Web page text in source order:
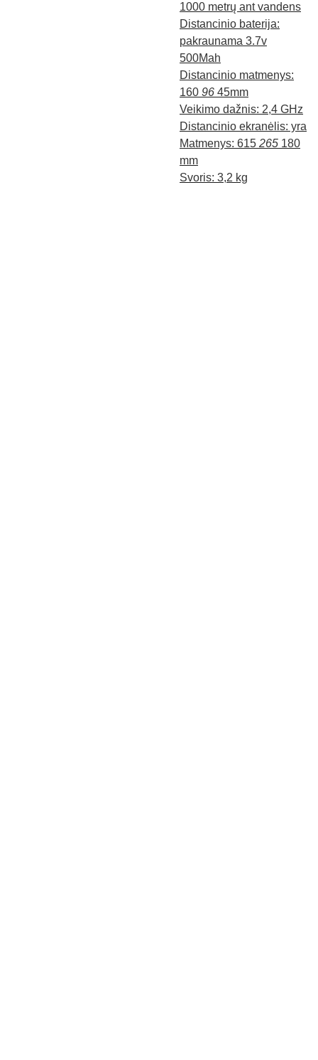
1000 metrų ant vandens
Distancinio baterija:
pakraunama 3.7v
500Mah
Distancinio matmenys:
160 96 45mm
Veikimo dažnis: 2,4 GHz
Distancinio ekranėlis: yra
Matmenys: 615 265 180
mm
Svoris: 3,2 kg